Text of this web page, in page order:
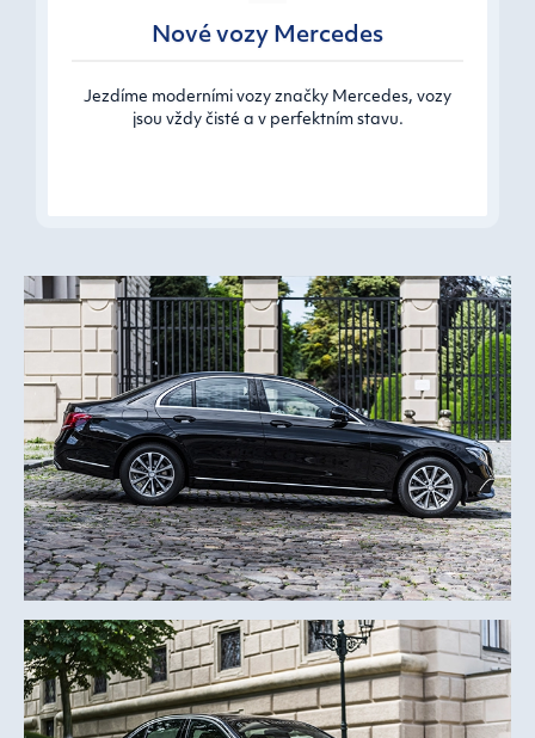
Nové vozy Mercedes
Jezdíme moderními vozy značky Mercedes, vozy
jsou vždy čisté a v perfektním stavu.